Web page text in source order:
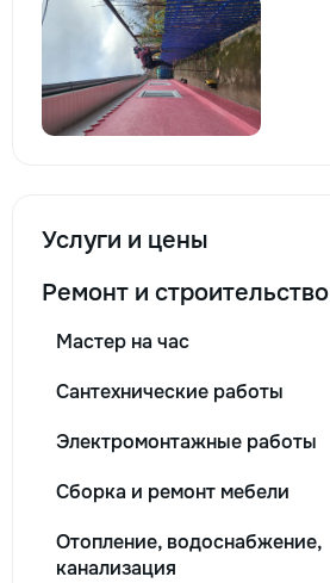
Услуги и цены
Ремонт и строительство
Мастер на час
Сантехнические работы
Электромонтажные работы
Сборка и ремонт мебели
Отопление, водоснабжение,
канализация